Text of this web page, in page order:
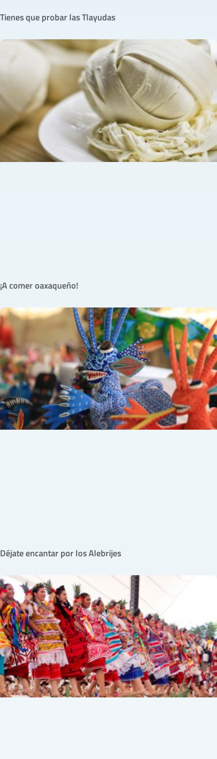
Tienes que probar las Tlayudas
¡A comer oaxaqueño!
Déjate encantar por los Alebrijes